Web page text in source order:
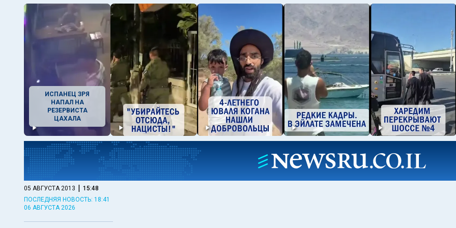
ИСПАНЕЦ ЗРЯ
НАПАЛ НА
РЕЗЕРВИСТА
ЦАХАЛА
05 АВГУСТА 2013 | 15:48
ПОСЛЕДНЯЯ НОВОСТЬ: 18:41
06 АВГУСТА 2026